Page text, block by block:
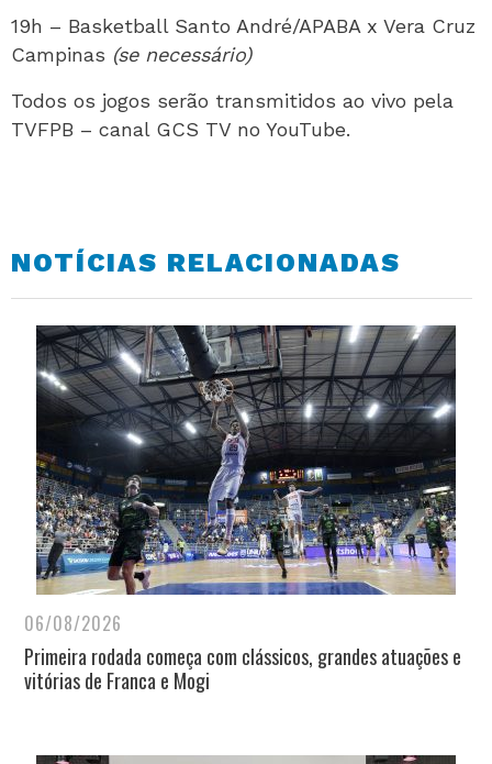
19h – Basketball Santo André/APABA x Vera Cruz
Campinas (se necessário)
Todos os jogos serão transmitidos ao vivo pela
TVFPB – canal GCS TV no YouTube.
NOTÍCIAS RELACIONADAS
06/08/2026
Primeira rodada começa com clássicos, grandes atuações e
vitórias de Franca e Mogi